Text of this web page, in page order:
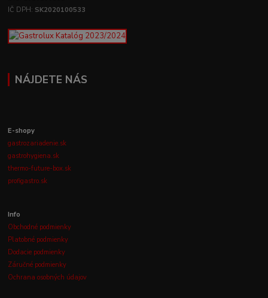
IČ DPH: SK2020100533
NÁJDETE NÁS
E-shopy
gastrozariadenie.sk
gastrohygiena.sk
thermo-future-box.sk
profigastro.sk
Info
Obchodné podmienky
Platobné podmienky
Dodacie podmienky
Záručné podmienky
Ochrana osobných údajov